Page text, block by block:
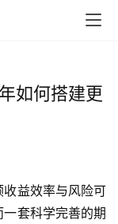
如何搭建更
益效率与风险可
套科学完善的期